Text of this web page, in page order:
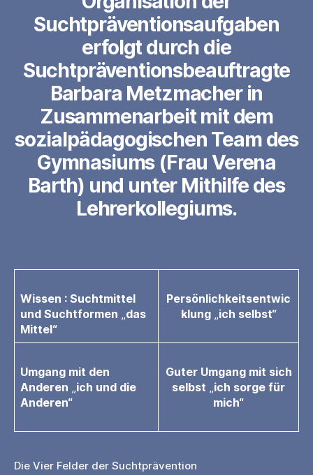
Suchtpräventionsaufgaben
erfolgt durch die
Suchtpräventionsbeauftragte
Barbara Metzmacher in
Zusammenarbeit mit dem
sozialpädagogischen Team des
Gymnasiums (Frau Verena
Barth) und unter Mithilfe des
Lehrerkollegiums.
Wissen : Suchtmittel
und Suchtformen
das
Mittel“
Persönlichkeitsentwic
klung„ ich selbst“
Umgang mit den
Anderen
ich und die
Anderen“
Guter Umgang mit sich
selbst
ich sorge für
mich“
Die Vier Felder der Suchtprävention